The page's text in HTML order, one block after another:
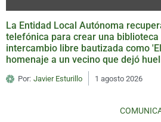
La Entidad Local Autónoma
telefónica para crear una biblioteca
intercambio libre bautizada como
homenaje a un vecino que dejó
Por: Javier Esturillo 1 agosto 2026